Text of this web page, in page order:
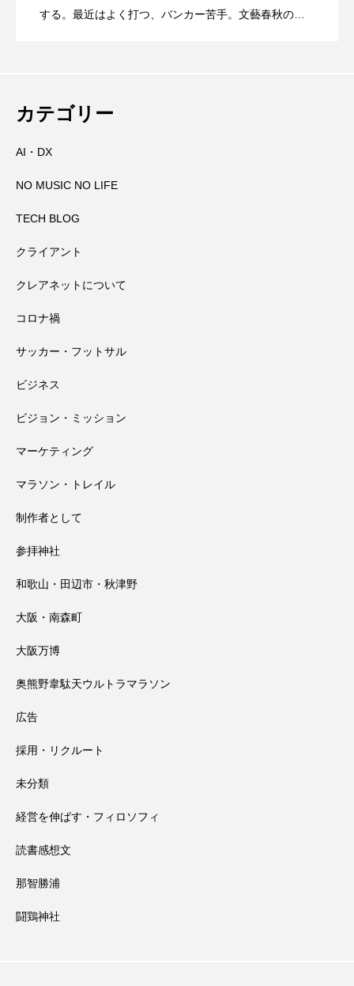
する。最近はよく打つ、バンカー苦手。文藝春秋の
2026.08.04
2026.08.01
カテゴリー
AI・DX
NO MUSIC NO LIFE
TECH BLOG
クライアント
クレアネットについて
コロナ禍
サッカー・フットサル
ビジネス
ビジョン・ミッション
マーケティング
マラソン・トレイル
制作者として
参拝神社
和歌山・田辺市・秋津野
大阪・南森町
大阪万博
奥熊野韋駄天ウルトラマラソン
広告
採用・リクルート
未分類
経営を伸ばす・フィロソフィ
読書感想文
那智勝浦
闘鶏神社